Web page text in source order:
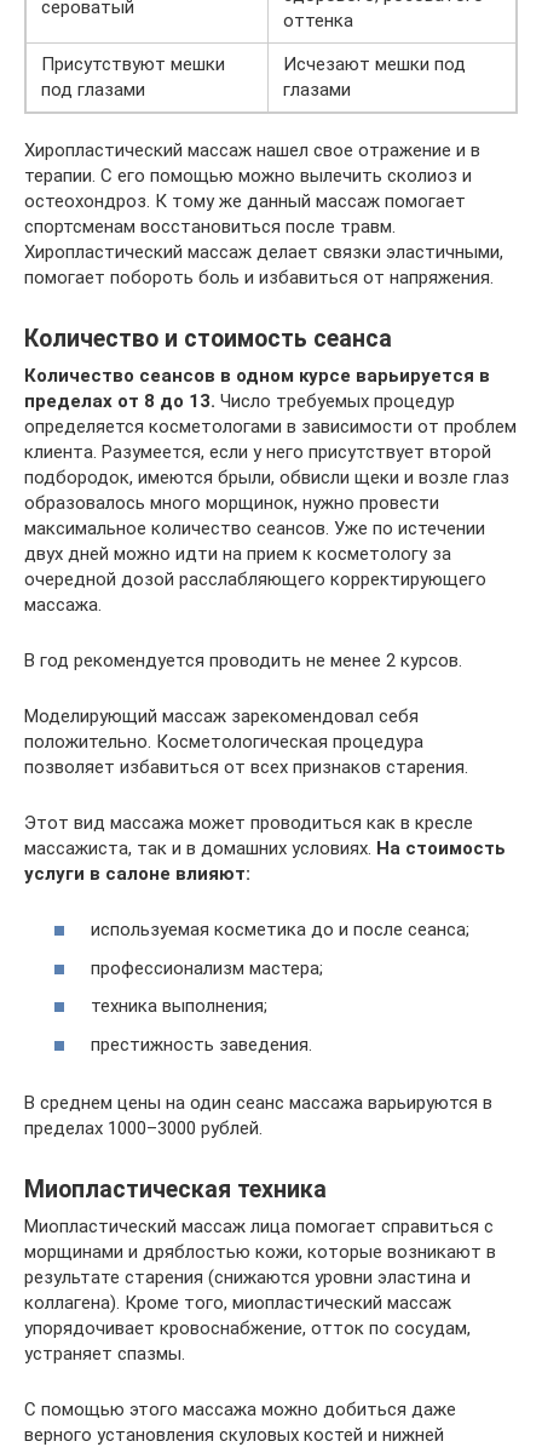
сероватый
оттенка
Присутствуют мешки
под глазами
Исчезают мешки под
глазами
Хиропластический массаж нашел свое отражение и в
терапии. С его помощью можно вылечить сколиоз и
остеохондроз. К тому же данный массаж помогает
спортсменам восстановиться после травм.
Хиропластический массаж делает связки эластичными,
помогает побороть боль и избавиться от напряжения.
Количество и стоимость сеанса
Количество сеансов в одном курсе варьируется в
пределах от 8 до 13. Число требуемых процедур
определяется косметологами в зависимости от проблем
клиента. Разумеется, если у него присутствует второй
подбородок, имеются брыли, обвисли щеки и возле глаз
образовалось много морщинок, нужно провести
максимальное количество сеансов. Уже по истечении
двух дней можно идти на прием к косметологу за
очередной дозой расслабляющего корректирующего
массажа.
В год рекомендуется проводить не менее 2 курсов.
Моделирующий массаж зарекомендовал себя
положительно. Косметологическая процедура
позволяет избавиться от всех признаков старения.
Этот вид массажа может проводиться как в кресле
массажиста, так и в домашних условиях. На стоимость
услуги в салоне влияют:
используемая косметика до и после сеанса;
профессионализм мастера;
техника выполнения;
престижность заведения.
В среднем цены на один сеанс массажа варьируются в
пределах 1000–3000 рублей.
Миопластическая техника
Миопластический массаж лица помогает справиться с
морщинами и дряблостью кожи, которые возникают в
результате старения (снижаются уровни эластина и
коллагена). Кроме того, миопластический массаж
упорядочивает кровоснабжение, отток по сосудам,
устраняет спазмы.
С помощью этого массажа можно добиться даже
верного установления скуловых костей и нижней